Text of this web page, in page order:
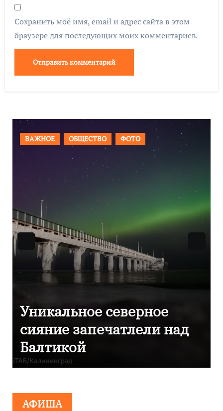
Сохранить моё имя, email и адрес сайта в этом
браузере для последующих моих комментариев.
ВАЖНОЕ ОБЩЕСТВО ФОТО
Фотокадры, как
Калининград завалило
после снежного бурана
АФИША